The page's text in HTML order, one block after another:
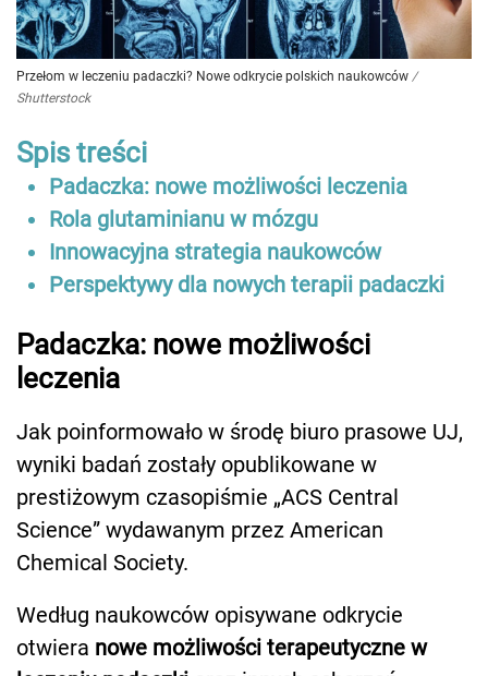
Przełom w leczeniu padaczki? Nowe odkrycie polskich naukowców /
Shutterstock
Spis treści
Padaczka: nowe możliwości leczenia
Rola glutaminianu w mózgu
Innowacyjna strategia naukowców
Perspektywy dla nowych terapii padaczki
Padaczka: nowe możliwości
leczenia
Jak poinformowało w środę biuro prasowe UJ,
wyniki badań zostały opublikowane w
prestiżowym czasopiśmie „ACS Central
Science” wydawanym przez American
Chemical Society.
Według naukowców opisywane odkrycie
otwiera nowe możliwości terapeutyczne w